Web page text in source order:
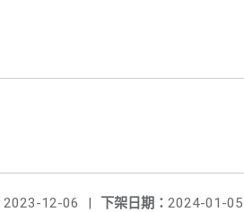
下架日期： 2024-01-05
2023-12-06 |